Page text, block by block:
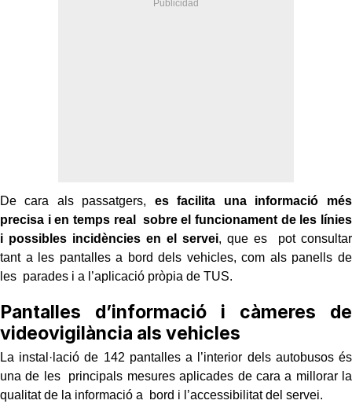
De cara als passatgers, es facilita una informació més
precisa i en temps real sobre el funcionament de les línies
i possibles incidències en el servei, que es pot consultar
tant a les pantalles a bord dels vehicles, com als panells de
les parades i a l’aplicació pròpia de TUS.
Pantalles d’informació i càmeres de
videovigilància als vehicles
La instal·lació de 142 pantalles a l’interior dels autobusos és
una de les principals mesures aplicades de cara a millorar la
qualitat de la informació a bord i l’accessibilitat del servei.